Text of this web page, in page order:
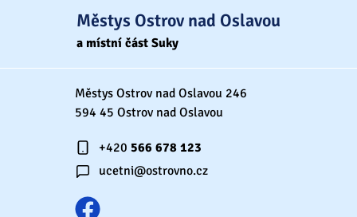
Městys Ostrov nad Oslavou
a místní část Suky
Městys Ostrov nad Oslavou 246
594 45 Ostrov nad Oslavou
+420 566 678 123
ucetni@ostrovno.cz